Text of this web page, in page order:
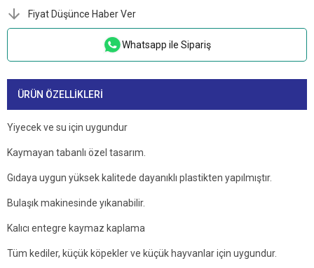
Fiyat Düşünce Haber Ver
Whatsapp ile Sipariş
ÜRÜN ÖZELLIKLERI
Yiyecek ve su için uygundur
Kaymayan tabanlı özel tasarım.
Gıdaya uygun yüksek kalitede dayanıklı plastikten yapılmıştır.
Bulaşık makinesinde yıkanabilir.
Kalıcı entegre kaymaz kaplama
Tüm kediler, küçük köpekler ve küçük hayvanlar için uygundur.